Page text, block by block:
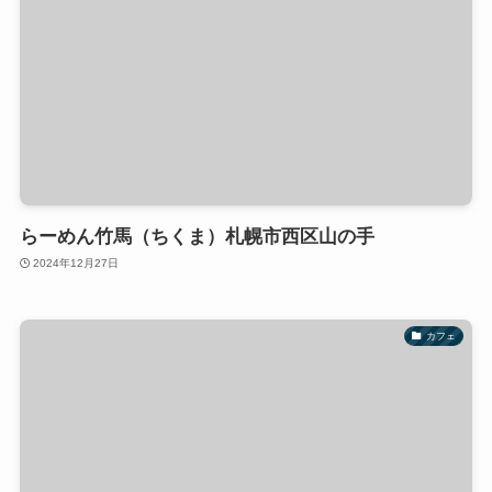
らーめん竹馬（ちくま）札幌市西区山の手
2024年12月27日
カフェ